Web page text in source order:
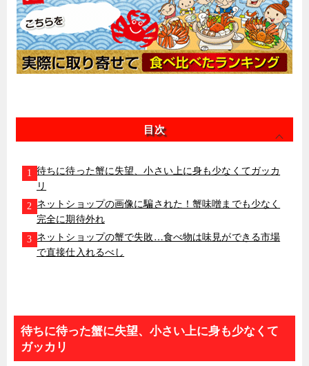
目次
待ちに待った蟹に失望、小さい上に身も少なくてガッカ
リ
ネットショップの画像に騙された！蟹味噌までも少なく
完全に期待外れ
ネットショップの蟹で失敗…食べ物は味見ができる市場
で直接仕入れるべし
待ちに待った蟹に失望、小さい上に身も少なくて
ガッカリ